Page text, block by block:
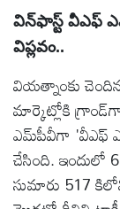
విన్‌ఫాస్ట్ వీఎఫ్
విప్లవం..
వియత్నాంకు
మార్కెట్లోకి
ఎమ్‌పీవీగా 'వీఎఫ్
చేసింది. ఇందులో
సుమారు 517